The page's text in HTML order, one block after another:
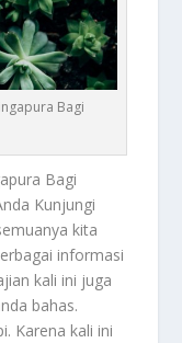
Bagi
Bagi
Kunjungi
kita
informasi
kali ini juga
bahas.
Karena kali ini